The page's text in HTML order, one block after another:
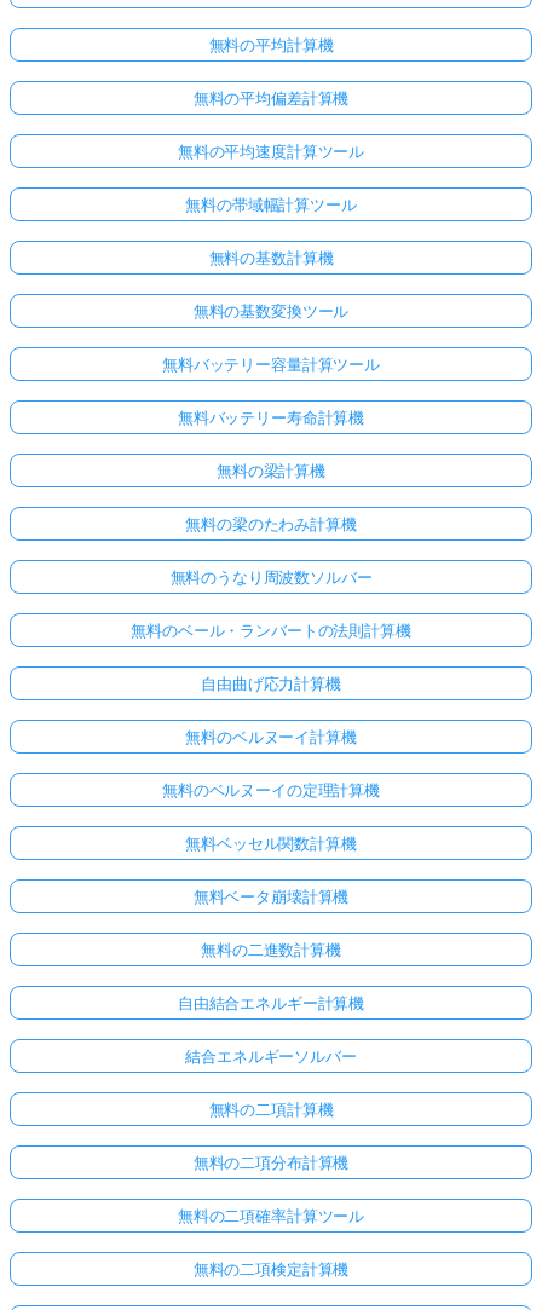
ま
せ
ん
無料の平均計算機
無料の平均偏差計算機
無料の平均速度計算ツール
無料の帯域幅計算ツール
無料の基数計算機
無料の基数変換ツール
無料バッテリー容量計算ツール
無料バッテリー寿命計算機
無料の梁計算機
無料の梁のたわみ計算機
無料のうなり周波数ソルバー
無料のベール・ランバートの法則計算機
自由曲げ応力計算機
無料のベルヌーイ計算機
無料のベルヌーイの定理計算機
無料ベッセル関数計算機
無料ベータ崩壊計算機
無料の二進数計算機
自由結合エネルギー計算機
結合エネルギーソルバー
無料の二項計算機
無料の二項分布計算機
無料の二項確率計算ツール
無料の二項検定計算機